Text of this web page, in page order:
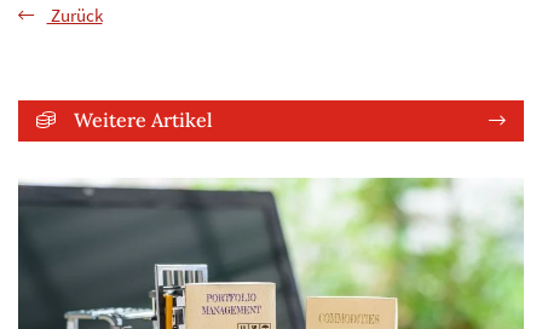
Zurück
Weitere Artikel